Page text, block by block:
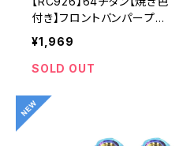
付き】フロントバンパープレ
ート RD/SD等用 KN-R
DX05
¥1,969
SOLD OUT